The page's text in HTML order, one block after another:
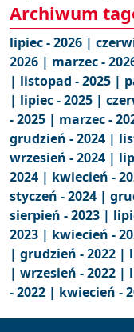
Archiwum
lipiec - 2026 |
2026 | marzec -
| listopad - 2025 |
| lipiec - 2025 |
- 2025 | marzec -
grudzień - 2024 |
wrzesień - 2024 |
2024 | kwiecień -
styczeń - 2024 |
sierpień - 2023 |
2023 | kwiecień -
| grudzień - 2022 |
| wrzesień - 2022 |
- 2022 | kwiecień -